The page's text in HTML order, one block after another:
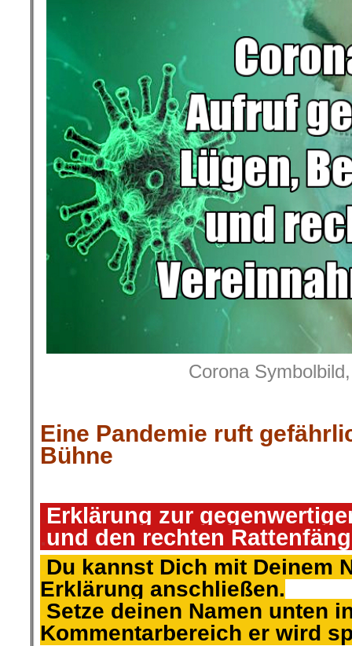
Corona
Eine Pandemie ruft
Bühne
Erklärung zur
und den rechten
Du kannst Dich mit Deinem
Erklärung anschließen.
Setze deinen Namen unten
Kommentarbereich er wird